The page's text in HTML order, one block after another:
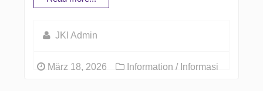
JKI Admin
März 18, 2026 Information / Informasi